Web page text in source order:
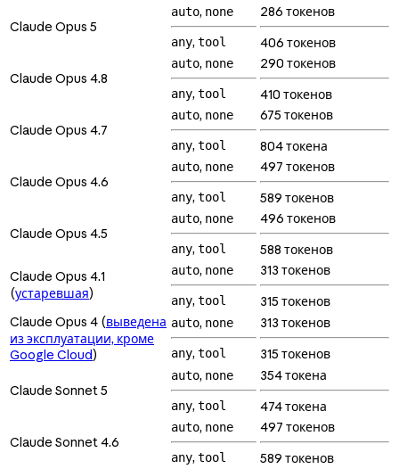
Claude Opus 5
auto, none
any, tool
286 токенов
406 токенов
Claude Opus 4.8
auto, none
any, tool
290 токенов
410 токенов
Claude Opus 4.7
auto, none
any, tool
675 токенов
804 токена
Claude Opus 4.6
auto, none
any, tool
497 токенов
589 токенов
Claude Opus 4.5
auto, none
any, tool
496 токенов
588 токенов
Claude Opus 4.1
(устаревшая)
auto, none
any, tool
313 токенов
315 токенов
Claude Opus 4 (выведена
из эксплуатации, кроме
Google Cloud)
auto, none
any, tool
313 токенов
315 токенов
Claude Sonnet 5
auto, none
any, tool
354 токена
474 токена
Claude Sonnet 4.6
auto, none
any, tool
497 токенов
589 токенов